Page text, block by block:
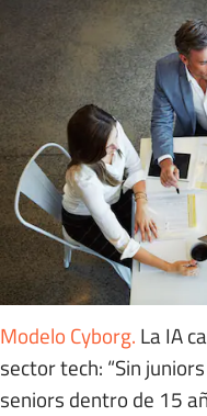
Modelo Cyborg. La IA
sector tech: “Sin
seniors dentro de 15